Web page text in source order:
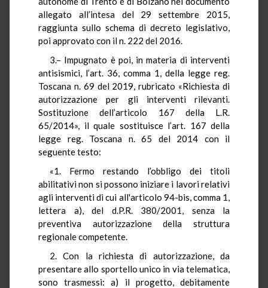
allegato all’intesa del 29 settembre 2015,
raggiunta sullo schema di decreto legislativo,
poi approvato con il n. 222 del 2016.
3.– Impugnato è poi, in materia di interventi
antisismici, l’art. 36, comma 1, della legge reg.
Toscana n. 69 del 2019, rubricato «Richiesta di
autorizzazione per gli interventi rilevanti.
Sostituzione dell’articolo 167 della L.R.
65/2014», il quale sostituisce l’art. 167 della
legge reg. Toscana n. 65 del 2014 con il
seguente testo:
«1. Fermo restando l’obbligo dei titoli
abilitativi non si possono iniziare i lavori relativi
agli interventi di cui all'articolo 94-bis, comma 1,
lettera a), del d.P.R.380/2001, senza la
preventiva autorizzazione della struttura
regionale competente.
2. Con la richiesta di autorizzazione, da
presentare allo sportello unico in via telematica,
sono trasmessi: a) il progetto, debitamente